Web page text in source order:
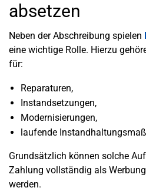
absetzen
Neben der Abschreibung spielen
eine wichtige Rolle. Hierzu
für:
Reparaturen,
Instandsetzungen,
Modernisierungen,
laufende
Grundsätzlich können solche
Zahlung vollständig als
werden.